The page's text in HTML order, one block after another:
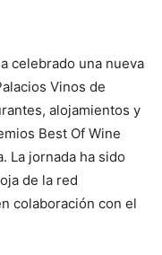
celebrado una nueva
Vinos de
alojamientos y
Best Of Wine
La jornada ha sido
de la red
colaboración con el